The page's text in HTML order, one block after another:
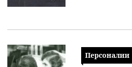
Персоналии